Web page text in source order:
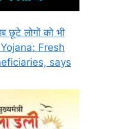
छूटे लोगों को भी
Yojana: Fresh
says